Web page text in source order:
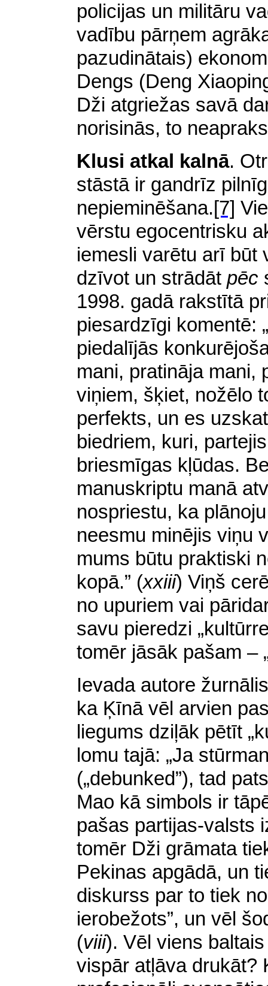
policijas un militāru
vadību pārņem
pazudinātais)
Dengs (Deng
Dži atgriežas savā
norisinās, to
Klusi atkal kalnā.
stāstā ir gandrīz
nepieminēšana.[7]
vērstu egocentrisku
iemesli varētu arī būt
dzīvot un strādāt pēc
1998. gadā rakstītā
piesardzīgi komentē:
piedalījās
mani, pratināja mani,
viņiem, šķiet, nožēlo
perfekts, un es
biedriem, kuri,
briesmīgas kļūdas.
manuskriptu manā
nospriestu, ka
neesmu minējis viņu
mums būtu praktiski
kopā.” (xxiii) Viņš
no upuriem vai
savu pieredzi
tomēr jāsāk pašam –
Ievada autore
ka Ķīnā vēl arvien
liegums dziļāk pētīt
lomu tajā: „Ja
(„debunked”), tad
Mao kā simbols ir
pašas partijas-valsts
tomēr Dži grāmata
Pekinas apgādā, un
diskurss par to tiek
ierobežots”, un vēl
(viii). Vēl viens
vispār atļāva drukāt?